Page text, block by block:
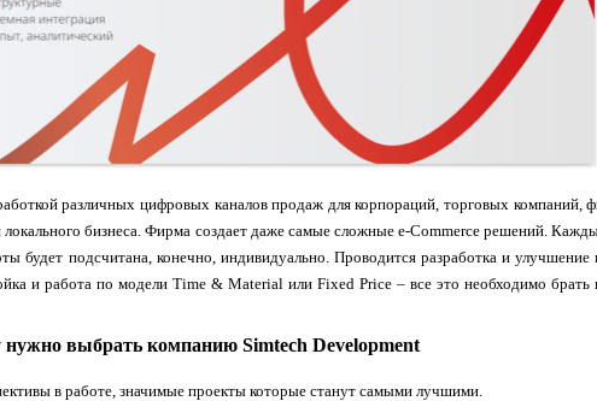
различных цифровых каналов продаж для корпораций, торговых компаний,
бизнеса. Фирма создает даже самые сложные e-Commerce решений.
будет подсчитана, конечно, индивидуально. Проводится разработка и
и работа по модели Time & Material или Fixed Price – все это необходимо брать
выбрать компанию Simtech Development
в работе, значимые проекты которые станут самыми лучшими.